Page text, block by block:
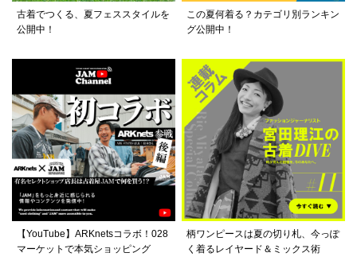
古着でつくる、夏フェススタイルを
公開中！
この夏何着る？カテゴリ別ランキン
グ公開中！
【YouTube】ARKnetsコラボ！028
マーケットで本気ショッピング
柄ワンピースは夏の切り札、今っぽ
く着るレイヤード＆ミックス術